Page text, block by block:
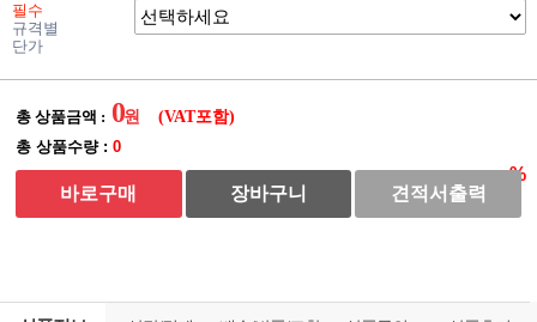
필수
규격별
단가
총 상품금액 : 0
(VAT포함)
총 상품수량 : 0
바로구매 장바구니 견적서출력